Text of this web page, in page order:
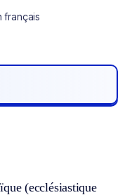
français
(ecclésiastique